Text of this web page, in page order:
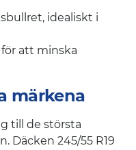
idealiskt i
att minska
märkena
till de största
Däcken 245/55 R19